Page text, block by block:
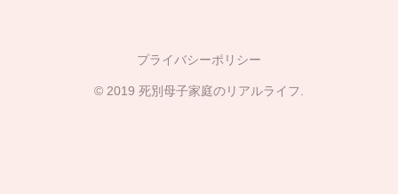
プライバシーポリシー
© 2019 死別母子家庭のリアルライフ.